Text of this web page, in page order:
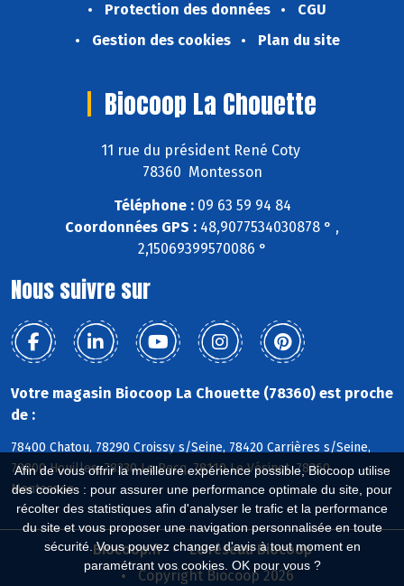
Afin de vous offrir la meilleure expérience possible, Biocoop utilise
des cookies : pour assurer une performance optimale du site, pour
récolter des statistiques afin d'analyser le trafic et la performance
du site et vous proposer une navigation personnalisée en toute
sécurité. Vous pouvez changer d'avis à tout moment en
paramétrant vos cookies. OK pour vous ?
Protection des données
CGU
Gestion des cookies
Plan du site
Biocoop La Chouette
11 rue du président René Coty
78360 Montesson
Téléphone :09 63 59 94 84
Coordonnées GPS : 48,9077534030878 ° ,
2,15069399570086 °
Nous suivre sur
Votre magasin Biocoop La Chouette (78360) est proche
de :
78400 Chatou, 78290 Croissy s/Seine, 78420 Carrières s/Seine,
78800 Houilles, 78230 Le Pecq, 78110 Le Vésinet, 78360
Montesson
Biocoop.fr
Le réseau Biocoop
Copyright Biocoop 2026